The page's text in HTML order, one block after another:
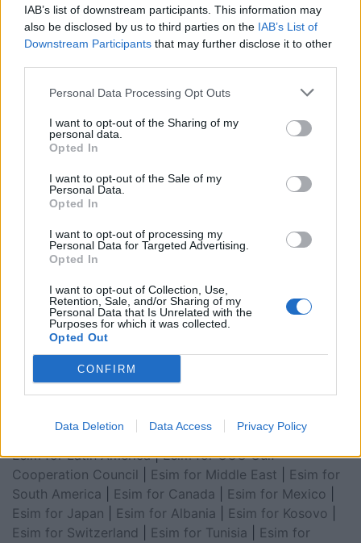
IAB’s list of downstream participants. This information may
also be disclosed by us to third parties on the IAB’s List of
Downstream Participants that may further disclose it to other
Personal Data Processing Opt Outs
I want to opt-out of the Sharing of my
personal data.
Opted In
I want to opt-out of the Sale of my
Personal Data.
Opted In
I want to opt-out of processing my
Personal Data for Targeted Advertising.
Opted In
I want to opt-out of Collection, Use,
Retention, Sale, and/or Sharing of my
Personal Data that Is Unrelated with the
Purposes for which it was collected.
Opted Out
CONFIRM
Data Deletion Data Access Privacy Policy
Esim for Global|Esim for Europe|Esim for Caribbean
Esim for USA|
for Turkey|Esim for Germany|Esim for Greece|Esim
for Asia
Esim for World Cup 2026
Arabia|Esim for Egypt|Esim for United Arab
Esim for Balkans Esim for Morocco
Esim for United Kingdom Esim for Africa
Esim for Latin America|Esim for GCC Gulf
Cooperation Council
Esim for Middle East
Esim for
South America
Esim for Canada Esim for Mexico
Esim for Japan
Esim for Albania Esim for Kosovo
Esim for Switzerland
Esim for Tunisia
Esim for